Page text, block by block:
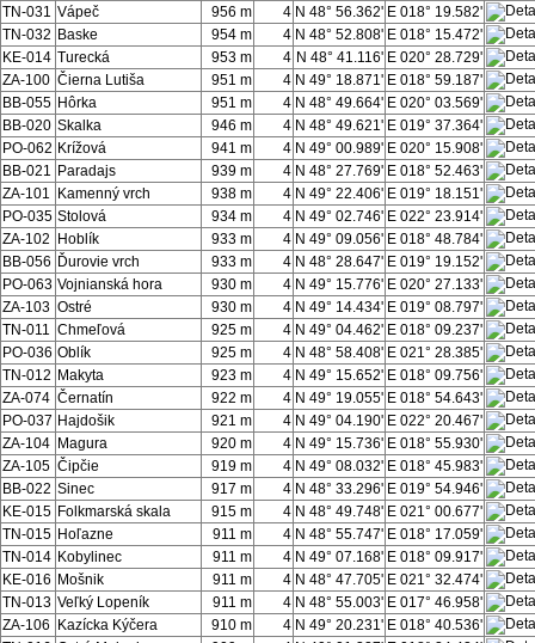
TN-031 Vápeč 956 m 4 N 48° 56.362' E 018° 19.582'
TN-032 Baske 954 m 4 N 48° 52.808' E 018° 15.472'
KE-014 Turecká 953 m 4 N 48° 41.116' E 020° 28.729'
ZA-100 Čierna Lutiša 951 m 4 N 49° 18.871' E 018° 59.187'
BB-055 Hôrka 951 m 4 N 48° 49.664' E 020° 03.569'
BB-020 Skalka 946 m 4 N 48° 49.621' E 019° 37.364'
PO-062 Krížová 941 m 4 N 49° 00.989' E 020° 15.908'
BB-021 Paradajs 939 m 4 N 48° 27.769' E 018° 52.463'
ZA-101
Kamenný vrch 938 m 4 N 49° 22.406' E 019° 18.151'
PO-035 Stolová 934 m 4 N 49° 02.746' E 022° 23.914'
ZA-102
Hoblík 933 m 4 N 49° 09.056' E 018° 48.784'
BB-056 Ďurovie vrch 933 m 4 N 48° 28.647' E 019° 19.152'
PO-063 Vojnianská hora 930 m 4 N 49° 15.776' E 020° 27.133'
ZA-103 Ostré 930 m 4 N 49° 14.434' E 019° 08.797'
TN-011 Chmeľová 925 m 4 N 49° 04.462' E 018° 09.237'
PO-036 Oblík 925 m 4 N 48° 58.408' E 021° 28.385'
TN-012 Makyta 923 m 4 N 49° 15.652' E 018° 09.756'
ZA-074 Černatín 922 m 4 N 49° 19.055' E 018° 54.643'
PO-037 Hajdošik 921 m 4 N 49° 04.190' E 022° 20.467'
ZA-104 Magura 920 m 4 N 49° 15.736' E 018° 55.930'
ZA-105 Čipčie 919 m 4 N 49° 08.032' E 018° 45.983'
BB-022 Sinec 917 m 4 N 48° 33.296' E 019° 54.946'
KE-015 Folkmarská skala 915 m 4 N 48° 49.748' E 021° 00.677'
TN-015 Hoľazne 911 m 4 N 48° 55.747' E 018° 17.059'
TN-014 Kobylinec 911 m 4 N 49° 07.168' E 018° 09.917'
KE-016 Mošnik 911 m 4 N 48° 47.705' E 021° 32.474'
TN-013 Veľký Lopeník 911 m 4 N 48° 55.003' E 017° 46.958'
ZA-106
Kazícka Kýčera 910 m 4 N 49° 20.231' E 018° 40.536'